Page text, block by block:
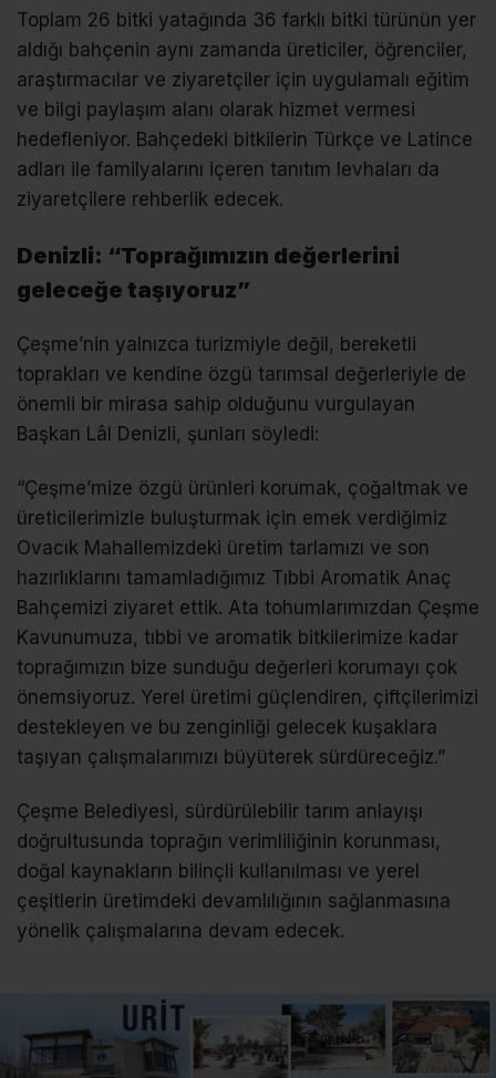
Toplam 26 bitki yatağında 36 farklı bitki türünün yer
aldığı bahçenin aynı zamanda üreticiler, öğrenciler,
araştırmacılar ve ziyaretçiler için uygulamalı eğitim
ve bilgi paylaşım alanı olarak hizmet vermesi
hedefleniyor. Bahçedeki bitkilerin Türkçe ve Latince
adları ile familyalarını içeren tanıtım levhaları da
ziyaretçilere rehberlik edecek.
Denizli: “Toprağımızın değerlerini
geleceğe taşıyoruz”
Çeşme’nin yalnızca turizmiyle değil, bereketli
toprakları ve kendine özgü tarımsal değerleriyle de
önemli bir mirasa sahip olduğunu vurgulayan
Başkan Lâl Denizli, şunları söyledi:
“Çeşme’mize özgü ürünleri korumak, çoğaltmak ve
üreticilerimizle buluşturmak için emek verdiğimiz
Ovacık Mahallemizdeki üretim tarlamızı ve son
hazırlıklarını tamamladığımız Tıbbi Aromatik Anaç
Bahçemizi ziyaret ettik. Ata tohumlarımızdan Çeşme
Kavunumuza, tıbbi ve aromatik bitkilerimize kadar
toprağımızın bize sunduğu değerleri korumayı çok
önemsiyoruz. Yerel üretimi güçlendiren, çiftçilerimizi
destekleyen ve bu zenginliği gelecek kuşaklara
taşıyan çalışmalarımızı büyüterek sürdüreceğiz.”
Çeşme Belediyesi, sürdürülebilir tarım anlayışı
doğrultusunda toprağın verimliliğinin korunması,
doğal kaynakların bilinçli kullanılması ve yerel
çeşitlerin üretimdeki devamlılığının sağlanmasına
yönelik çalışmalarına devam edecek.